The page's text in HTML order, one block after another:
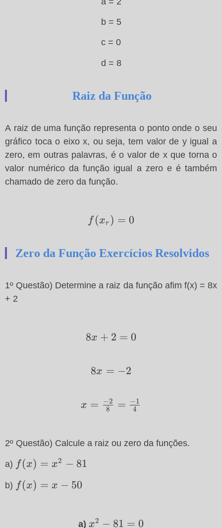
b = 5
c = 0
d = 8
Raiz da Função
A raiz de uma função representa o ponto onde o seu
gráfico toca o eixo x, ou seja, tem valor de y igual a
zero, em outras palavras, é o valor de x que torna o
valor numérico da função igual a zero e é também
chamado de zero da função.
f(x_r)=0
f (xr ) = 0
Zero da Função Exercícios Resolvidos
1º Questão) Determine a raiz da função afim f(x) = 8x
+ 2
8x
=
8x + 2 = 0
8x
8x = −2
x =\frac{-2}
x = 8
−2 = 4
−1
2º Questão) Calcule a raiz ou zero da funções.
a) f(x)
x^2-
f(x) = x2 − 81
b) f(x)
f(x) = x − 50
a) x^2-
x2 − 81 = 0